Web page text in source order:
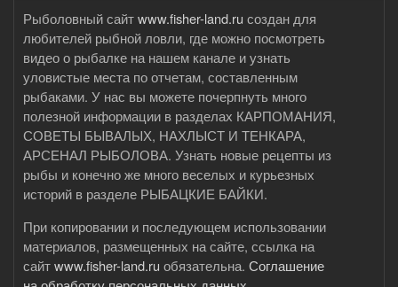
Рыболовный сайтwww.fisher-land.ru создан для
любителей рыбной ловли, где можно посмотреть
видео о рыбалке на нашем канале и узнать
уловистые места по отчетам, составленным
рыбаками. У нас вы можете почерпнуть много
полезной информации в разделах КАРПОМАНИЯ,
СОВЕТЫ БЫВАЛЫХ, НАХЛЫСТ И ТЕНКАРА,
АРСЕНАЛ РЫБОЛОВА. Узнать новые рецепты из
рыбы и конечно же много веселых и курьезных
историй в разделе РЫБАЦКИЕ БАЙКИ.
При копировании и последующем использовании
материалов, размещенных на сайте, ссылка на
сайтwww.fisher-land.ru обязательна. Соглашение